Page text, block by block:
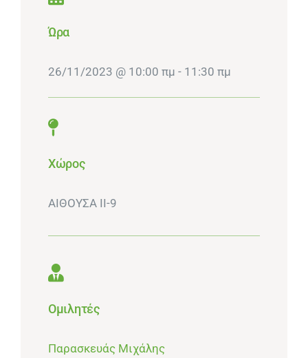
Ώρα
26/11/2023 @ 10:00 πμ - 11:30 πμ
Χώρος
ΑΙΘΟΥΣΑ ΙΙ-9
Ομιλητές
Παρασκευάς Μιχάλης